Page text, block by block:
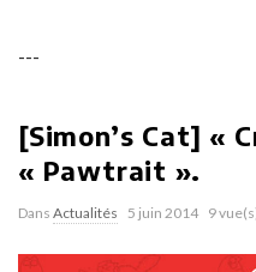
---
[Simon’s Cat] «
« Pawtrait ».
Dans Actualités 5 juin 2014 9